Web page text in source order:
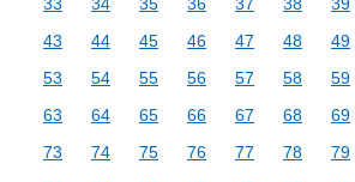
43
44 45 46 47 48 49
53
54 55 56 57 58 59
63
64 65 66 67 68 69
73
74 75 76 77 78 79